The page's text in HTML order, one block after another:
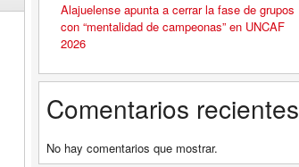
Alajuelense apunta a cerrar la fase de grupos
con “mentalidad de campeonas” en UNCAF
2026
Comentarios recientes
No hay comentarios que mostrar.